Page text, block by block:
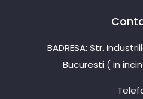
BADRESA: Str.
Bucuresti ( in